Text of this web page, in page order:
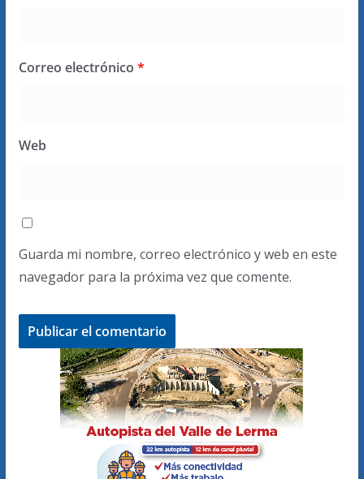
Correo electrónico *
Web
Guarda mi nombre, correo electrónico y web en este
navegador para la próxima vez que comente.